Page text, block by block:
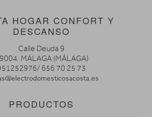
HOGAR CONFORT Y
DESCANSO
Calle Deuda 9
MÁLAGA (MÁLAGA)
656 70 25 73
PRODUCTOS